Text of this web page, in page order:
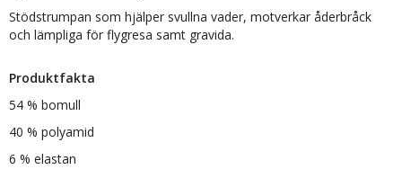
Stödstrumpan som hjälper svullna vader, motverkar åderbråck
och lämpliga för flygresa samt gravida.
Produktfakta
54 % bomull
40 % polyamid
6 % elastan